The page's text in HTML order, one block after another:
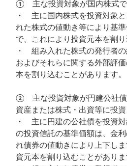
① 主な投資対象が国内株式で
・ 主に国内株式を投資対象
れた株式の値動き等により基
で、これにより投資元本を割り
・ 組み入れた株式の発行者
およびそれらに関する外部評
本を割り込むことがあります。
② 主な投資対象が円建公社債
資産または株式・出資等に投
・ 主に円建の公社債を投資対
の投資信託の基準価額は、金
れ債券の値動きにより上下し
資元本を割り込むことがありま